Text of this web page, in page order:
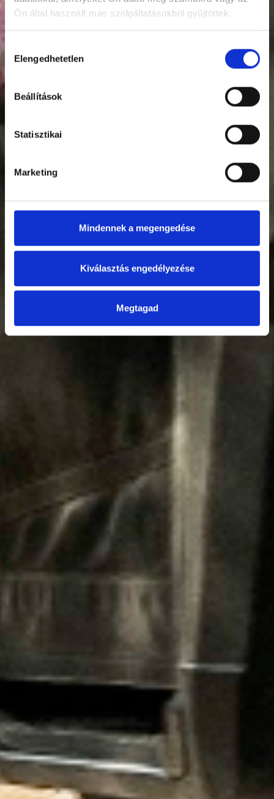
Ön által használt más szolgáltatásokból gyűjtöttek.
kiválasztása
Elengedhetetlen
Beállítások
Statisztikai
Marketing
Mindennek a megengedése
Kiválasztás engedélyezése
Megtagad